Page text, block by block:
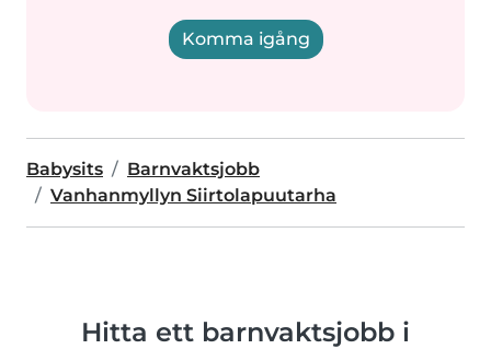
Komma igång
Babysits
Barnvaktsjobb
Vanhanmyllyn Siirtolapuutarha
Hitta ett barnvaktsjobb i